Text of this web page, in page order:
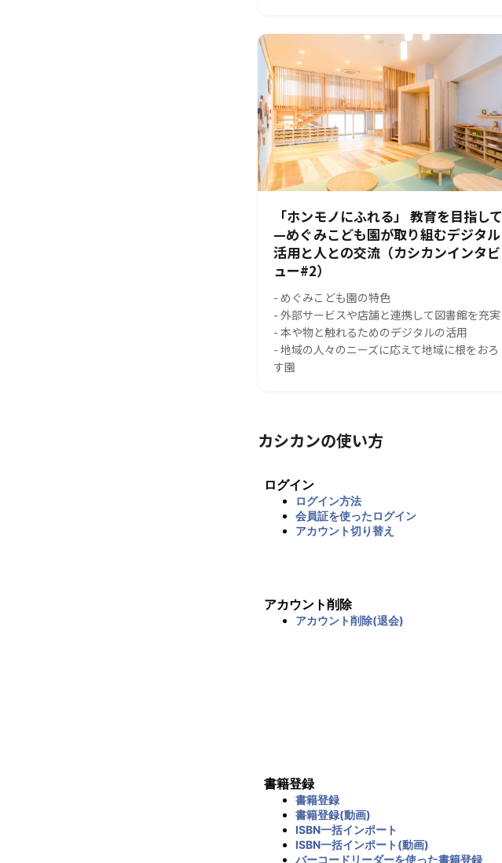
「ホンモノにふれる」 教育を目指して
—めぐみこども園が取り組むデジタル
活用と人との交流（カシカンインタビ
ュー#2）
- めぐみこども園の特色
- 外部サービスや店舗と連携して図書館を充実
- 本や物と触れるためのデジタルの活用
- 地域の人々のニーズに応えて地域に根をおろ
す園
カシカンの使い方
ログイン
ログイン方法
会員証を使ったログイン
アカウント切り替え
アカウント削除
アカウント削除(退会)
書籍登録
書籍登録
書籍登録(動画)
ISBN一括インポート
ISBN一括インポート(動画)
バーコードリーダーを使った書籍登録